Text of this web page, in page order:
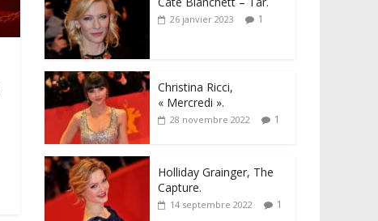
26 janvier 2023 1
Christina Ricci,
« Mercredi ».
28 novembre 2022 1
Holliday Grainger, The
Capture.
14 septembre 2022 1